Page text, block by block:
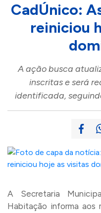
CadÚnico:
reiniciou
A ação busca
inscritas e será
identificada,
A Secretaria
Habitação informa aos